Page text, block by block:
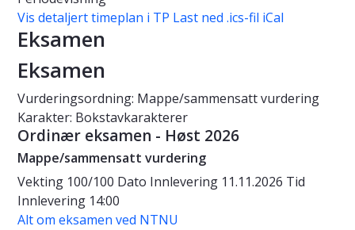
Vis detaljert timeplan i TP Last ned .ics-fil iCal
Eksamen
Eksamen
Vurderingsordning: Mappe/sammensatt vurdering
Karakter: Bokstavkarakterer
Ordinær eksamen - Høst 2026
Mappe/sammensatt vurdering
Vekting 100/100 Dato Innlevering 11.11.2026 Tid
Innlevering 14:00
Alt om eksamen ved NTNU